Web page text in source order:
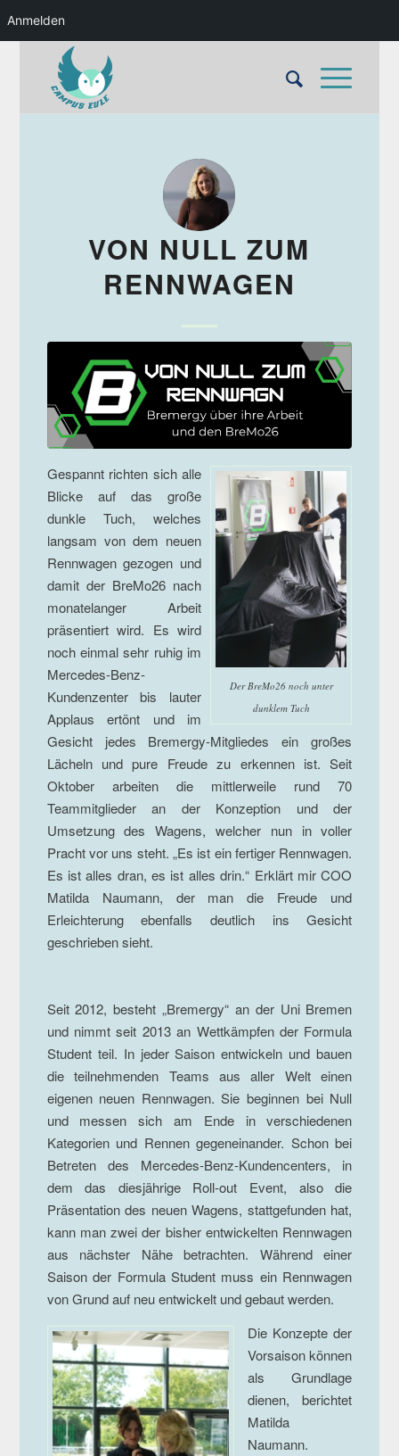
Anmelden
VON NULL ZUM
RENNWAGEN
Der BreMo26 noch unter
dunklem Tuch
Gespannt richten sich alle
Blicke auf das große
dunkle Tuch, welches
langsam von dem neuen
Rennwagen gezogen und
damit der BreMo26 nach
monatelanger Arbeit
präsentiert wird. Es wird
noch einmal sehr ruhig im
Mercedes-Benz-
Kundenzenter bis lauter
Applaus ertönt und im
Gesicht jedes Bremergy-Mitgliedes ein großes
Lächeln und pure Freude zu erkennen ist. Seit
Oktober arbeiten die mittlerweile rund 70
Teammitglieder an der Konzeption und der
Umsetzung des Wagens, welcher nun in voller
Pracht vor uns steht. „Es ist ein fertiger Rennwagen.
Es ist alles dran, es ist alles drin.“ Erklärt mir COO
Matilda Naumann, der man die Freude und
Erleichterung ebenfalls deutlich ins Gesicht
geschrieben sieht.
Seit 2012, besteht „Bremergy“ an der Uni Bremen
und nimmt seit 2013 an Wettkämpfen der Formula
Student teil. In jeder Saison entwickeln und bauen
die teilnehmenden Teams aus aller Welt einen
eigenen neuen Rennwagen. Sie beginnen bei Null
und messen sich am Ende in verschiedenen
Kategorien und Rennen gegeneinander. Schon bei
Betreten des Mercedes-Benz-Kundencenters, in
dem das diesjährige Roll-out Event, also die
Präsentation des neuen Wagens, stattgefunden hat,
kann man zwei der bisher entwickelten Rennwagen
aus nächster Nähe betrachten. Während einer
Saison der Formula Student muss ein Rennwagen
von Grund auf neu entwickelt und gebaut werden.
Die Konzepte der
Vorsaison können
als Grundlage
dienen, berichtet
Matilda
Naumann.